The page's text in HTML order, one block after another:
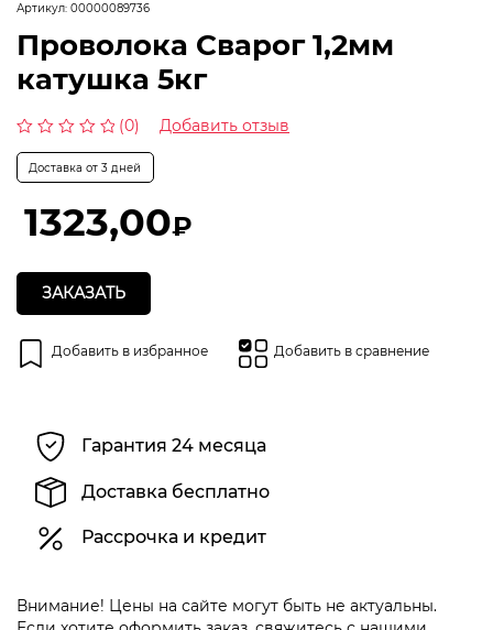
Артикул: 00000089736
Проволока Сварог 1,2мм
катушка 5кг
из
(0) Добавить отзыв
Доставка от 3 дней
1323,00₽
ЗАКАЗАТЬ
Добавить в избранное Добавить в сравнение
Гарантия 24 месяца
Доставка бесплатно
Рассрочка и кредит
Внимание! Цены на сайте могут быть не актуальны.